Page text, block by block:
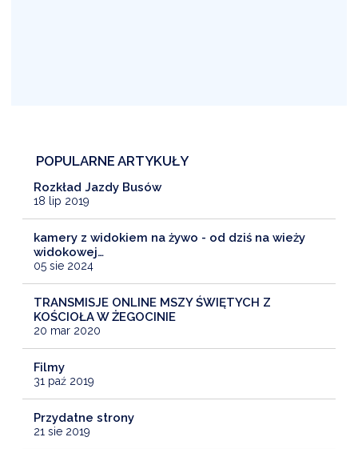
POPULARNE ARTYKUŁY
Rozkład Jazdy Busów
18 lip 2019
kamery z widokiem na żywo - od dziś na wieży
widokowej…
05 sie 2024
TRANSMISJE ONLINE MSZY ŚWIĘTYCH Z
KOŚCIOŁA W ŻEGOCINIE
20 mar 2020
Filmy
31 paź 2019
Przydatne strony
21 sie 2019